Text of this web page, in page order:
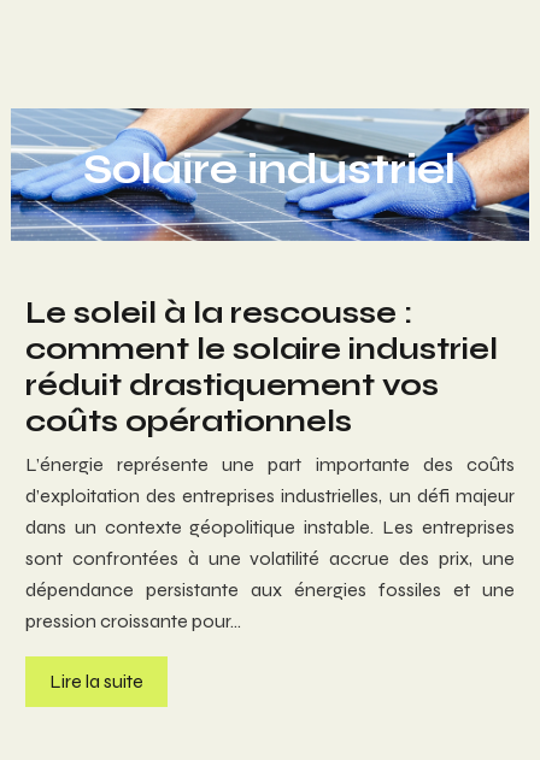
Solaire industriel
Le soleil à la rescousse :
comment le solaire industriel
réduit drastiquement vos
coûts opérationnels
L’énergie représente une part importante des coûts
d’exploitation des entreprises industrielles, un défi majeur
dans un contexte géopolitique instable. Les entreprises
sont confrontées à une volatilité accrue des prix, une
dépendance persistante aux énergies fossiles et une
pression croissante pour…
Lire la suite